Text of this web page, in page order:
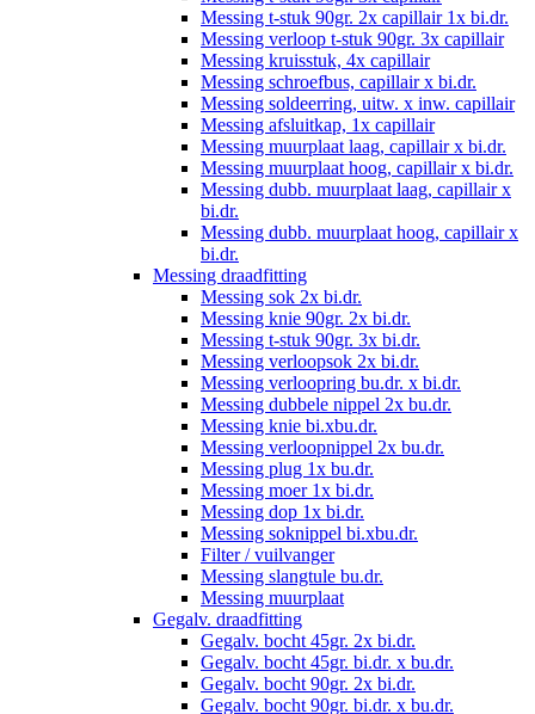
Messing t-stuk 90gr. 2x capillair 1x bi.dr.
Messing verloop t-stuk 90gr. 3x capillair
Messing kruisstuk, 4x capillair
Messing schroefbus, capillair x bi.dr.
Messing soldeerring, uitw. x inw. capillair
Messing afsluitkap, 1x capillair
Messing muurplaat laag, capillair x bi.dr.
Messing muurplaat hoog, capillair x bi.dr.
Messing dubb. muurplaat laag, capillair x
bi.dr.
Messing dubb. muurplaat hoog, capillair x
bi.dr.
Messing draadfitting
Messing sok 2x bi.dr.
Messing knie 90gr. 2x bi.dr.
Messing t-stuk 90gr. 3x bi.dr.
Messing verloopsok 2x bi.dr.
Messing verloopring bu.dr. x bi.dr.
Messing dubbele nippel 2x bu.dr.
Messing knie bi.xbu.dr.
Messing verloopnippel 2x bu.dr.
Messing plug 1x bu.dr.
Messing moer 1x bi.dr.
Messing dop 1x bi.dr.
Messing soknippel bi.xbu.dr.
Filter / vuilvanger
Messing slangtule bu.dr.
Messing muurplaat
Gegalv. draadfitting
Gegalv. bocht 45gr. 2x bi.dr.
Gegalv. bocht 45gr. bi.dr. x bu.dr.
Gegalv. bocht 90gr. 2x bi.dr.
Gegalv. bocht 90gr. bi.dr. x bu.dr.